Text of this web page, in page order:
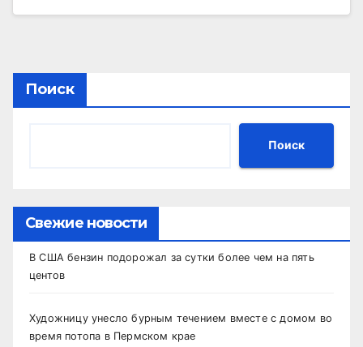
Поиск
Поиск
Свежие новости
В США бензин подорожал за сутки более чем на пять
центов
Художницу унесло бурным течением вместе с домом во
время потопа в Пермском крае